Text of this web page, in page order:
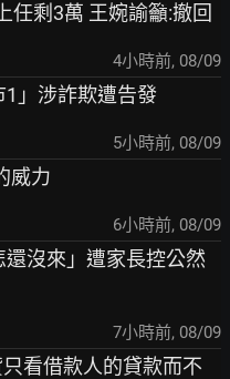
任剩3萬 王婉諭籲:撤回
4小時前, 08/09
1」涉詐欺遭告發
5小時前, 08/09
威力
6小時前, 08/09
沒來」遭家長控公然
7小時前, 08/09
看借款人的貸款而不